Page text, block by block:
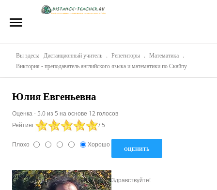
Репетиторы
Стоимость
Акции
Материалы
Блог
Вы здесь: Дистанционный учитель . Репетиторы . Математика .
Виктория - преподаватель английского языка и математики по Скайпу
Юлия Евгеньевна
Оценка - 5.0 из 5 на основе 12 голосов
Рейтинг
/ 5
Плохо Хорошо
Здравствуйте!